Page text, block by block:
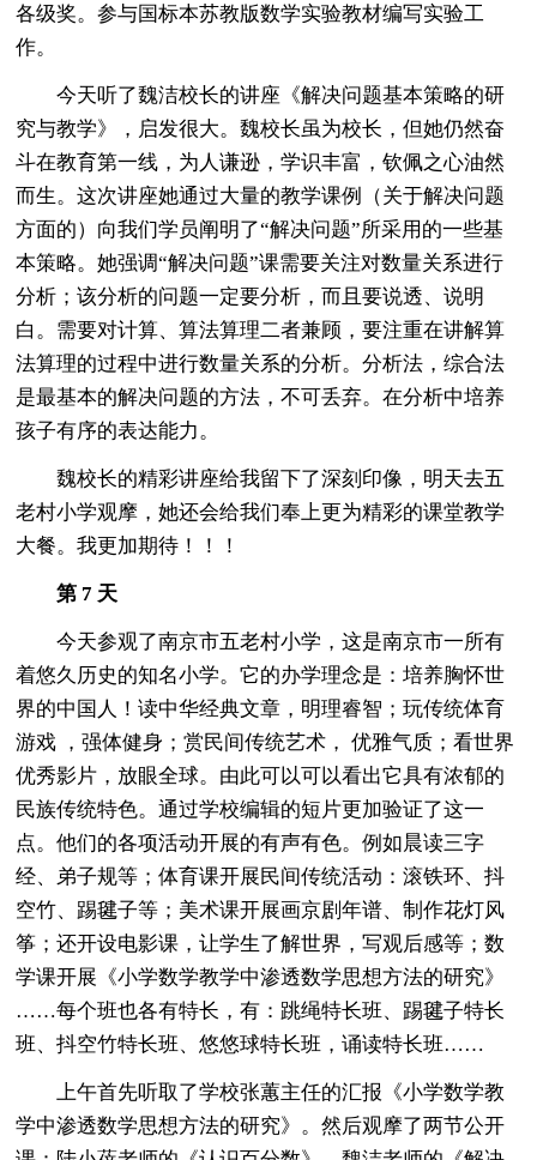
各级奖。参与国标本苏教版数学实验教材编写实验工
作。
今天听了魏洁校长的讲座《解决问题基本策略的研
究与教学》，启发很大。魏校长虽为校长，但她仍然奋
斗在教育第一线，为人谦逊，学识丰富，钦佩之心油然
而生。这次讲座她通过大量的教学课例（关于解决问题
方面的）向我们学员阐明了“解决问题”所采用的一些基
本策略。她强调“解决问题”课需要关注对数量关系进行
分析；该分析的问题一定要分析，而且要说透、说明
白。需要对计算、算法算理二者兼顾，要注重在讲解算
法算理的过程中进行数量关系的分析。分析法，综合法
是最基本的解决问题的方法，不可丢弃。在分析中培养
孩子有序的表达能力。
魏校长的精彩讲座给我留下了深刻印像，明天去五
老村小学观摩，她还会给我们奉上更为精彩的课堂教学
大餐。我更加期待！！！
第 7 天
今天参观了南京市五老村小学，这是南京市一所有
着悠久历史的知名小学。它的办学理念是：培养胸怀世
界的中国人！读中华经典文章，明理睿智；玩传统体育
游戏 ，强体健身；赏民间传统艺术， 优雅气质；看世界
优秀影片，放眼全球。由此可以可以看出它具有浓郁的
民族传统特色。通过学校编辑的短片更加验证了这一
点。他们的各项活动开展的有声有色。例如晨读三字
经、弟子规等；体育课开展民间传统活动：滚铁环、抖
空竹、踢毽子等；美术课开展画京剧年谱、制作花灯风
筝；还开设电影课，让学生了解世界，写观后感等；数
学课开展《小学数学教学中渗透数学思想方法的研究》
……每个班也各有特长，有：跳绳特长班、踢毽子特长
班、抖空竹特长班、悠悠球特长班，诵读特长班……
上午首先听取了学校张蕙主任的汇报《小学数学教
学中渗透数学思想方法的研究》。然后观摩了两节公开